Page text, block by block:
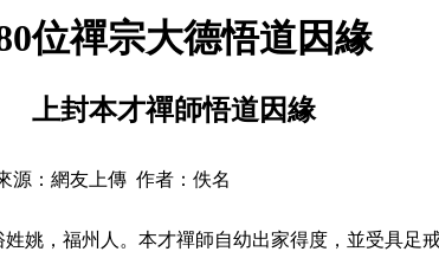
位禪宗大德悟道因緣
上封本才禪師悟道因緣
源：網友上傳 作者：佚名
，福州人。本才禪師自幼出家得度，並受具足